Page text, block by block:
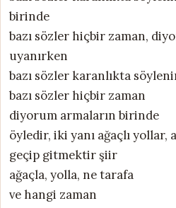
birinde
bazı sözler hiçbir zaman,
uyanırken
bazı sözler karanlıkta
bazı sözler hiçbir zaman
diyorum armaların birinde
öyledir, iki yanı ağaçlı yollar,
geçip gitmektir şiir
ağaçla, yolla, ne tarafa
ve hangi zaman